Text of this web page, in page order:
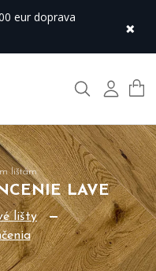
eur doprava
×
Hľadať Môj
lištám
LAVE
lišty